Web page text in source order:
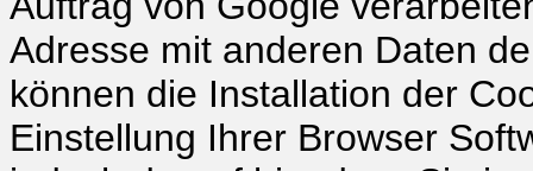
Adresse mit anderen Daten
können die Installation der
Einstellung Ihrer Browser